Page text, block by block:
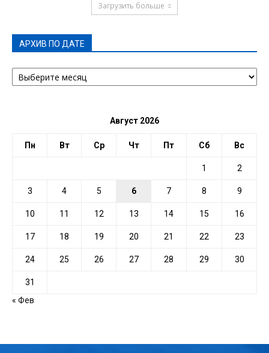
Загрузить больше
АРХИВ ПО ДАТЕ
АРХИВ
ПО
Август 2026
Пн Вт Ср Чт Пт Сб Вс
1 2
3 4 5 6 7 8 9
10 11 12 13 14 15 16
17 18 19 20 21 22 23
24 25 26 27 28 29 30
31
« Фев